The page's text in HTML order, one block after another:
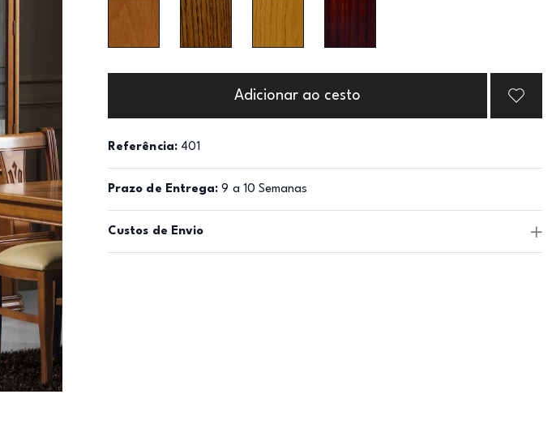
Adicionar ao cesto
Referência: 401
Prazo de Entrega: 9 a 10 Semanas
Custos de Envio